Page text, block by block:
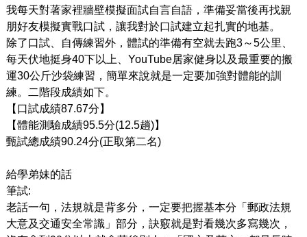
我每天對著家裡牆壁模擬面試自言自語，準備妥當後再找親
朋好友模擬實戰口試， 讓我對於口試建立起扎實的地基。
除了口試、自傳練習外，體試的準備有空就去跑3～5公里、
每天伏地挺身40下以上、YouTube居家健身以及最重要的搬
運30公斤沙袋練習，簡單來說就是一定要加強對體能的訓
練。
二階段成績如下。
【口試成績87.67分】
【體能測驗成績95.5分(12.5趟)】
甄試總成績90.24分(正取第二名)
給學弟妹的話
筆試:
老話一句，法規就是背多分，一定要把握基本分「郵政法規
大意及交通安全常識」部分，訣竅就是對看幾次多寫幾次，